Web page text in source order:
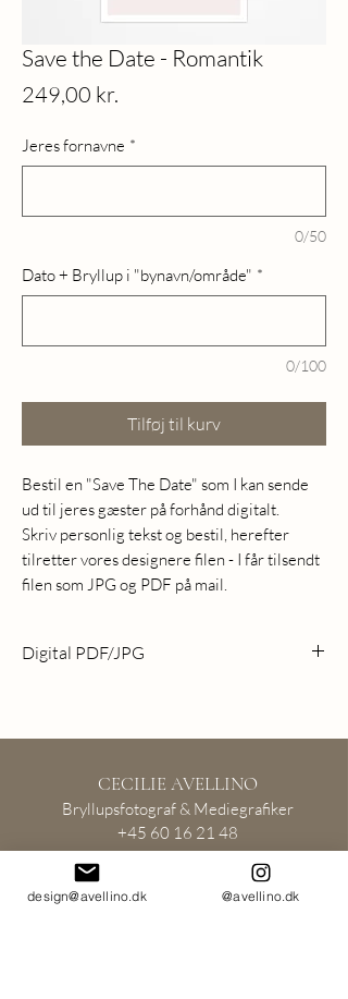
Save the Date - Romantik
249,00 kr.
Jeres fornavne *
0/50
Dato + Bryllup i "bynavn/område" *
0/100
Tilføj til kurv
Bestil en "Save The Date" som I kan sende
ud til jeres gæster på forhånd digitalt.
Skriv personlig tekst og bestil, herefter
tilretter vores designere filen - I får tilsendt
filen som JPG og PDF på mail.
Digital PDF/JPG
mail/sms til jeres gæster.
CECILIE AVELLINO
Bryllupsfotograf & Mediegrafiker
+45 60 16 21 48
design@avellino.dk @avellino.dk